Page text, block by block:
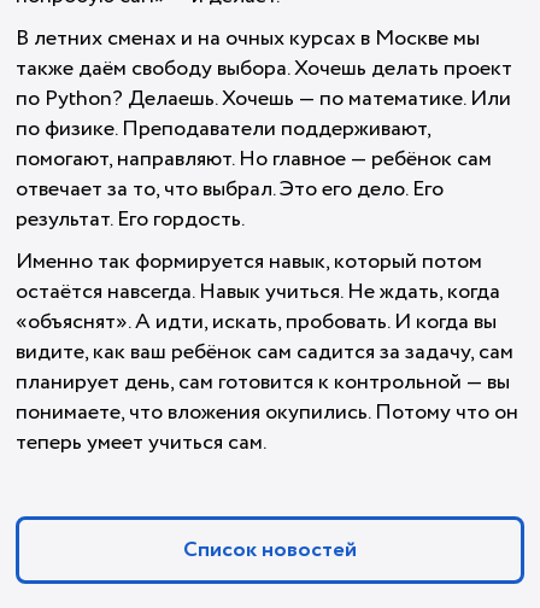
В летних сменах и на очных курсах в Москве мы
также даём свободу выбора. Хочешь делать проект
по Python? Делаешь. Хочешь — по математике. Или
по физике. Преподаватели поддерживают,
помогают, направляют. Но главное — ребёнок сам
отвечает за то, что выбрал. Это его дело. Его
результат. Его гордость.
Именно так формируется навык, который потом
остаётся навсегда. Навык учиться. Не ждать, когда
«объяснят». А идти, искать, пробовать. И когда вы
видите, как ваш ребёнок сам садится за задачу, сам
планирует день, сам готовится к контрольной — вы
понимаете, что вложения окупились. Потому что он
теперь умеет учиться сам.
Список новостей